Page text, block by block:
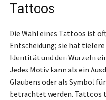
Tattoos
Die Wahl eines Tattoos ist
Entscheidung; sie hat
Identität und den Wurzeln
Jedes Motiv kann als ein
Glaubens oder als Symbol
betrachtet werden. Tattoos